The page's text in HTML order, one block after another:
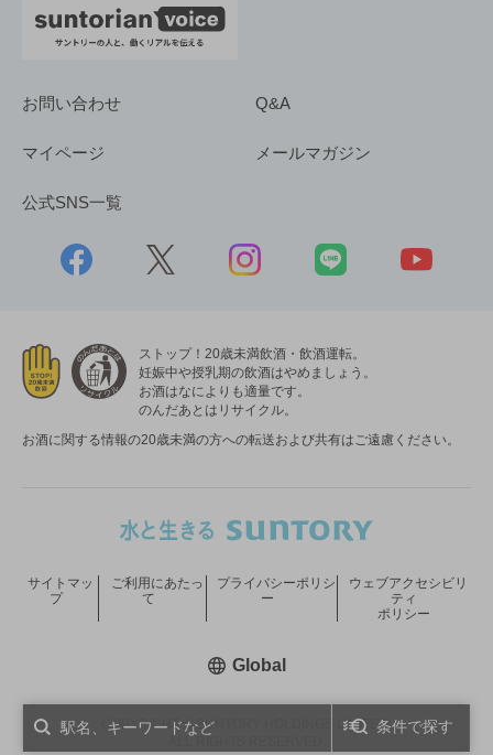
条件で探す
お問い合わせ Q&A
マイページ メールマガジン
公式SNS一覧
ストップ！20歳未満飲酒・飲酒運転。
妊娠中や授乳期の飲酒はやめましょう。
お酒はなによりも適量です。
のんだあとはリサイクル。
お酒に関する情報の20歳未満の方への転送および共有はご遠慮ください。
COPYRIGHT © SUNTORY HOLDINGS LIMITED.
サイトマッ
プ
ご利用にあたっ
て
プライバシーポリシ
ー
ウェブアクセシビリ
ティ
ポリシー
Global新しいウィンドウで開く